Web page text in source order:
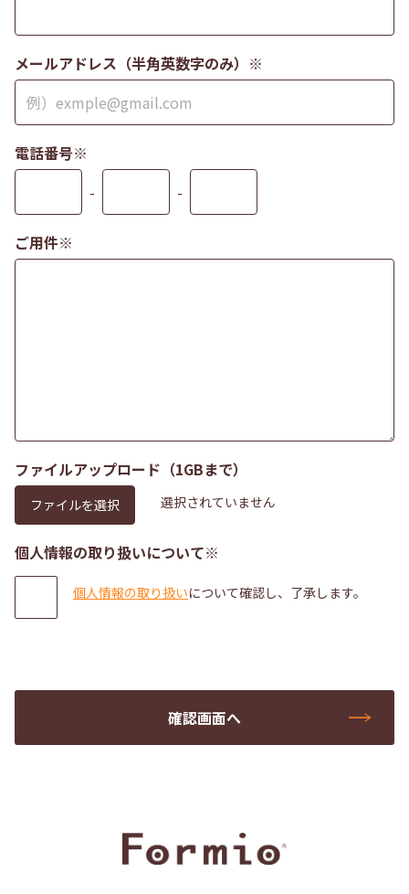
メールアドレス（半角英数字のみ）※
電話番号※
-
-
ご用件※
ファイルアップロード（1GBまで）
ファイルを選択
個人情報の取り扱いについて※
個人情報の取り扱いについて確認し、了承します。
確認画面へ